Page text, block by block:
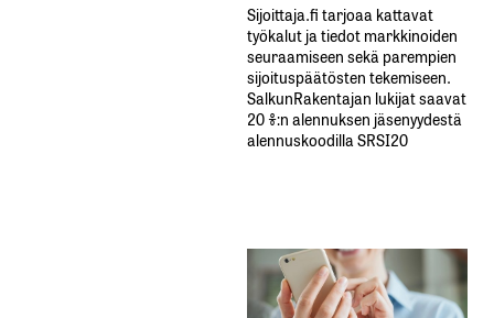
Sijoittaja.fi tarjoaa kattavat
työkalut ja tiedot markkinoiden
seuraamiseen sekä parempien
sijoituspäätösten tekemiseen.
SalkunRakentajan lukijat saavat
20 %:n alennuksen jäsenyydestä
alennuskoodilla SRSI20